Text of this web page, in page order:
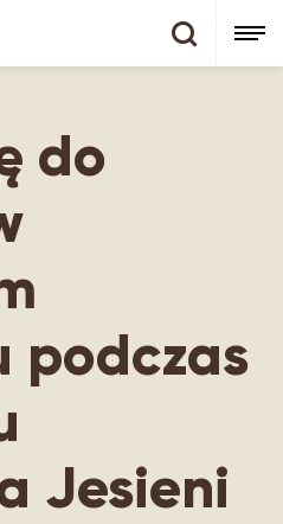
do
podczas
Jesieni